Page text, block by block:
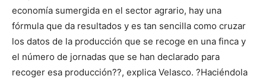
economía sumergida en el sector agrario, hay una
fórmula que da resultados y es tan sencilla como cruzar
los datos de la producción que se recoge en una finca y
el número de jornadas que se han declarado para
recoger esa producción??, explica Velasco. ?Haciéndola